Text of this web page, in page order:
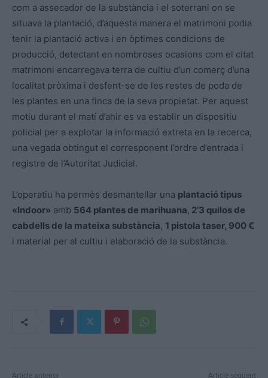
com a assecador de la substància i el soterrani on se
situava la plantació, d’aquesta manera el matrimoni podia
tenir la plantació activa i en òptimes condicions de
producció, detectant en nombroses ocasions com el citat
matrimoni encarregava terra de cultiu d’un comerç d’una
localitat pròxima i desfent-se de les restes de poda de
les plantes en una finca de la seva propietat. Per aquest
motiu durant el matí d’ahir es va establir un dispositiu
policial per a explotar la informació extreta en la recerca,
una vegada obtingut el corresponent l’ordre d’entrada i
registre de l’Autoritat Judicial.
L’operatiu ha permès desmantellar una plantació tipus
«Indoor» amb 564 plantes de marihuana, 2’3 quilos de
cabdells de la mateixa substància, 1 pistola taser, 900 €
i material per al cultiu i elaboració de la substància.
Article anterior Article següent